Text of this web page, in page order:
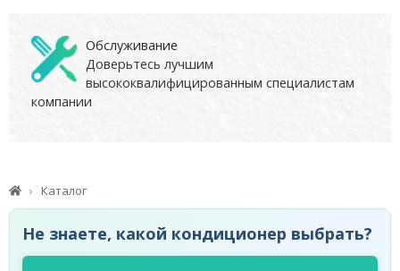
Обслуживание
Доверьтесь лучшим
высококвалифицированным специалистам
компании
Каталог
Не знаете, какой кондиционер выбрать?